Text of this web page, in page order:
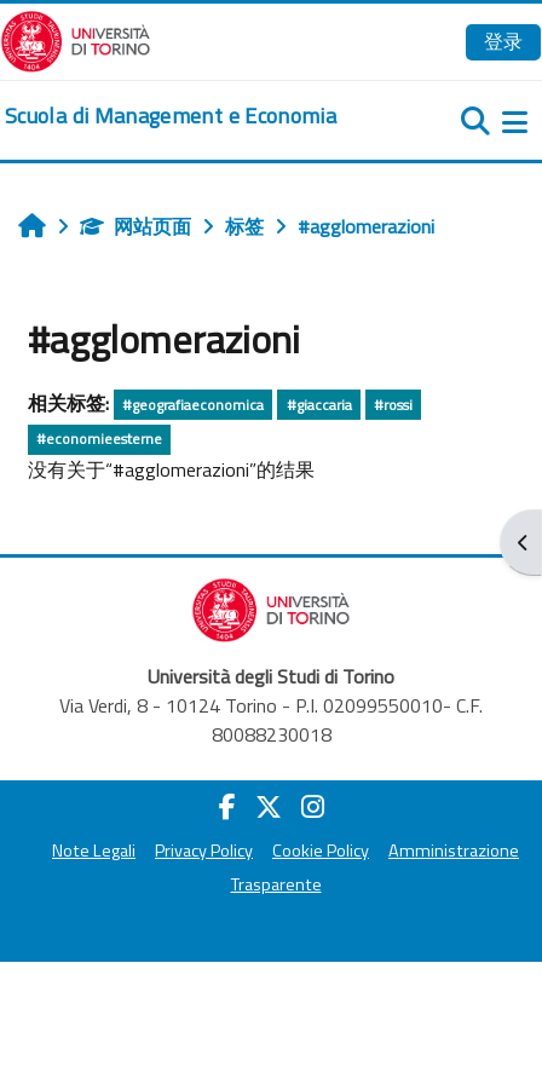
跳到主要内容
登录
Scuola di Management e Economia
打
首页 网站页面 标签 #agglomerazioni
#agglomerazioni
相关标签: #geografiaeconomica #giaccaria
#rossi
#economieesterne
没有关于“#agglomerazioni”的结果
Università degli Studi di Torino
Via Verdi, 8 - 10124 Torino - P.I. 02099550010- C.F.
80088230018
Note Legali Privacy Policy Cookie Policy
Amministrazione
Trasparente